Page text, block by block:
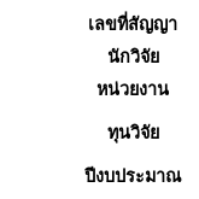
เลขที่สัญญา
นักวิจัย
หน่วยงาน
ทุนวิจัย
ปีงบประมาณ